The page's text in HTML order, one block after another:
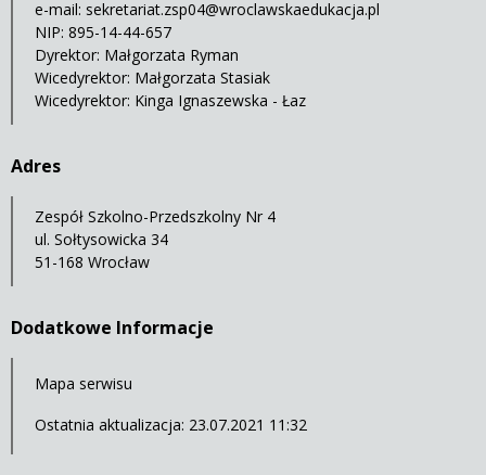
e-mail: sekretariat.zsp04@wroclawskaedukacja.pl
NIP: 895-14-44-657
Dyrektor: Małgorzata Ryman
Wicedyrektor: Małgorzata Stasiak
Wicedyrektor: Kinga Ignaszewska - Łaz
Adres
Zespół Szkolno-Przedszkolny Nr 4
ul. Sołtysowicka 34
51-168 Wrocław
Dodatkowe Informacje
Mapa serwisu
Ostatnia aktualizacja: 23.07.2021 11:32